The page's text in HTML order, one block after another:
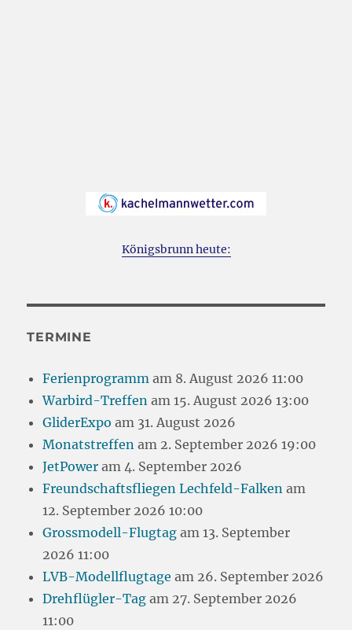
Königsbrunn heute:
TERMINE
Ferienprogramm am 8. August 2026 11:00
Warbird-Treffen am 15. August 2026 13:00
GliderExpo am 31. August 2026
Monatstreffen am 2. September 2026 19:00
JetPower am 4. September 2026
Freundschaftsfliegen Lechfeld-Falken am
12. September 2026 10:00
Grossmodell-Flugtag am 13. September
2026 11:00
LVB-Modellflugtage am 26. September 2026
Drehflügler-Tag am 27. September 2026
11:00